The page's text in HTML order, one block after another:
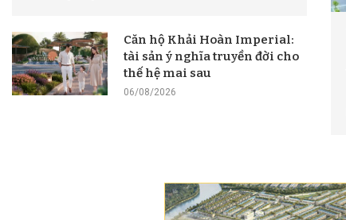
Căn hộ Khải Hoàn Imperial:
tài sản ý nghĩa truyền đời cho
thế hệ mai sau
06/08/2026